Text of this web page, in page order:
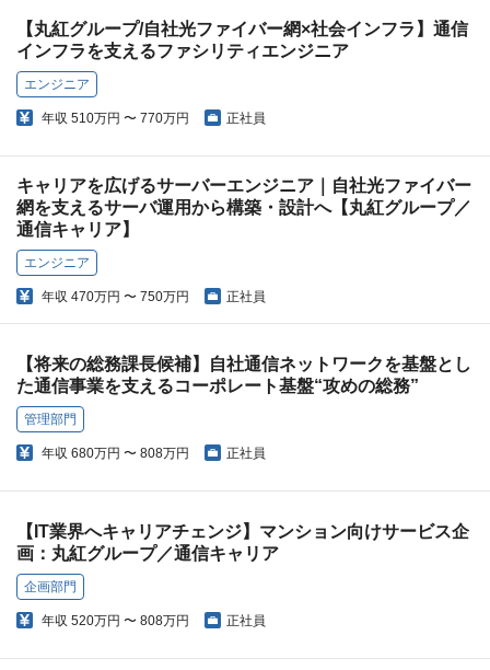
【丸紅グループ/自社光ファイバー網×社会インフラ】通信
インフラを支えるファシリティエンジニア
エンジニア
年収 510万円 〜 770万円 正社員
キャリアを広げるサーバーエンジニア｜自社光ファイバー
網を支えるサーバ運用から構築・設計へ【丸紅グループ／
通信キャリア】
エンジニア
年収 470万円 〜 750万円 正社員
【将来の総務課長候補】自社通信ネットワークを基盤とし
た通信事業を支えるコーポレート基盤“攻めの総務”
管理部門
年収 680万円 〜 808万円 正社員
【IT業界へキャリアチェンジ】マンション向けサービス企
画：丸紅グループ／通信キャリア
企画部門
年収 520万円 〜 808万円 正社員